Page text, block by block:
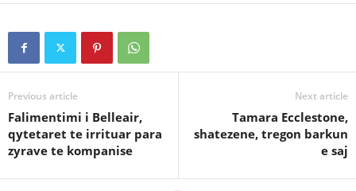
Previous article
Falimentimi i Belleair,
qytetaret te irrituar para
zyrave te kompanise
Next article
Tamara Ecclestone,
shatezene, tregon barkun
e saj